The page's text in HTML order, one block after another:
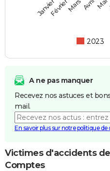
2023
JanvierFévrierMars AvrilMai
A ne pas manquer
Recevez nos astuces et
mail.
En savoir plus sur notre politique
Victimes d'accidents
Comptes